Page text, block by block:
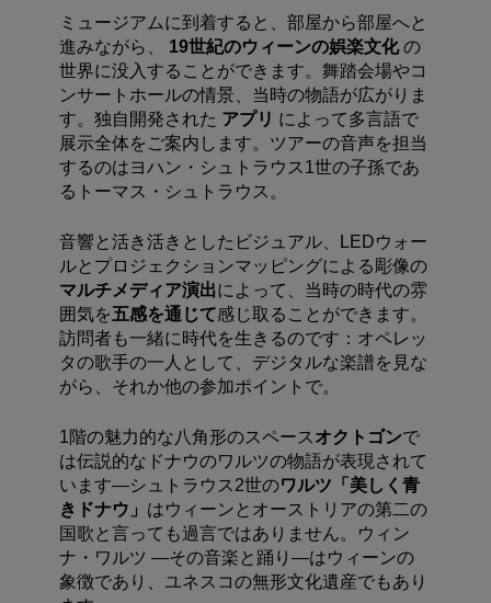
ミュージアムに到着すると、部屋から部屋へと
進みながら、 19世紀のウィーンの娯楽文化の
世界に没入することができます。舞踏会場やコ
ンサートホールの情景、当時の物語が広がりま
す。 独自開発された アプリ によって多言語で
展示全体をご案内します。ツアーの音声を担当
するのはヨハン・シュトラウス1世の子孫であ
るトーマス・シュトラウス。
音響と活き活きとしたビジュアル、LEDウォー
ルとプロジェクションマッピングによる彫像の
マルチメディア演出によって、当時の時代の雰
囲気を五感を通じて感じ取ることができます。
訪問者も一緒に時代を生きるのです：オペレッ
タの歌手の一人として、デジタルな楽譜を見な
がら、それか他の参加ポイントで。
1階の魅力的な八角形のスペース オクトゴンで
は伝説的なドナウのワルツの物語が表現されて
います―シュトラウス2世のワルツ「美しく青
きドナウ」 はウィーンとオーストリアの第二の
国歌と言っても過言ではありません。ウィン
ナ・ワルツ ―その音楽と踊り―はウィーンの
象徴であり、ユネスコの無形文化遺産でもあり